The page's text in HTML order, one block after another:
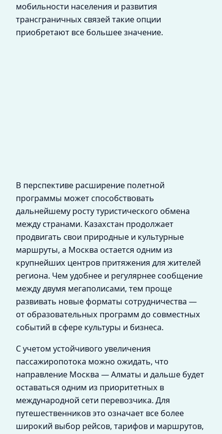
мобильности населения и развития
трансграничных связей такие опции
приобретают все большее значение.
В перспективе расширение полетной
программы может способствовать
дальнейшему росту туристического обмена
между странами. Казахстан продолжает
продвигать свои природные и культурные
маршруты, а Москва остается одним из
крупнейших центров притяжения для жителей
региона. Чем удобнее и регулярнее сообщение
между двумя мегаполисами, тем проще
развивать новые форматы сотрудничества —
от образовательных программ до совместных
событий в сфере культуры и бизнеса.
С учетом устойчивого увеличения
пассажиропотока можно ожидать, что
направление Москва — Алматы и дальше будет
оставаться одним из приоритетных в
международной сети перевозчика. Для
путешественников это означает все более
широкий выбор рейсов, тарифов и маршрутов,